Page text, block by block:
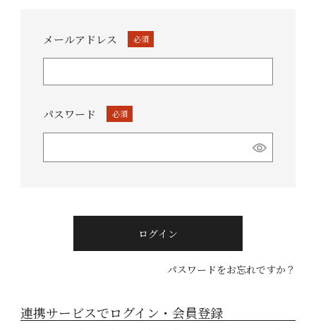
メールアドレス
(必
パスワード
(必
ログイン
パスワードをお忘れですか？
連携サービスでログイン・会員登録